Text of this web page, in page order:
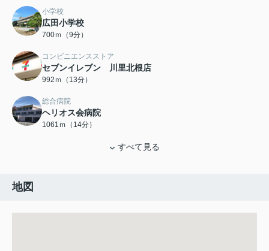
小学校
広田小学校
700ｍ（9分）
コンビニエンスストア
セブンイレブン 川里北根店
992ｍ（13分）
総合病院
ヘリオス会病院
1061ｍ（14分）
すべて見る
地図